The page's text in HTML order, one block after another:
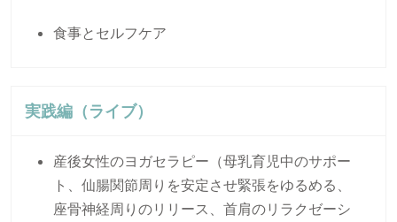
食事とセルフケア
実践編（ライブ）
産後女性のヨガセラピー（母乳育児中のサポー
ト、仙腸関節周りを安定させ緊張をゆるめる、
座骨神経周りのリリース、首肩のリラクゼーシ